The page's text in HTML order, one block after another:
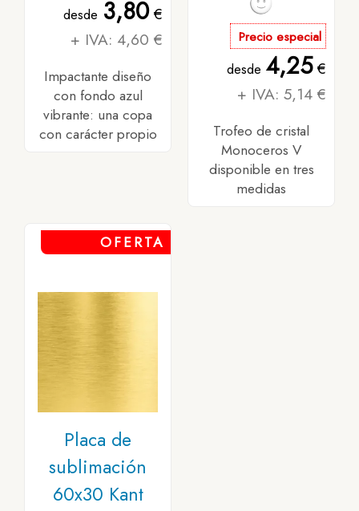
desde 3,80€
+ IVA: 4,60 €
Impactante diseño
con fondo azul
vibrante: una copa
con carácter propio
Precio especial
desde 4,25€
+ IVA: 5,14 €
Trofeo de cristal
Monoceros V
disponible en tres
medidas
OFERTA
Placa de
sublimación
60x30 Kant